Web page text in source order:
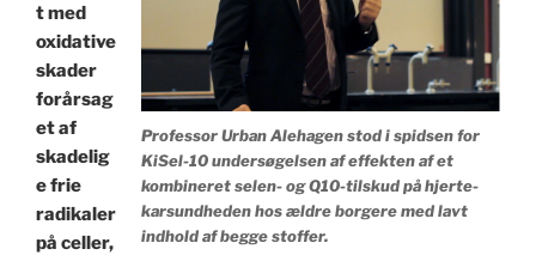
Professor Urban Alehagen stod i spidsen for
KiSel-10 undersøgelsen af ​​effekten af ​​et
kombineret selen- og Q10-tilskud på hjerte-
karsundheden hos ældre borgere med lavt
indhold af begge stoffer.
t med
oxidative
skader
forårsag
et af
skadelig
e frie
radikaler
på celler,